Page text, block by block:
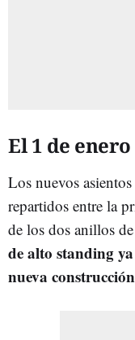
El 1 de enero
Los nuevos
repartidos entre la
de los dos anillos
de alto standing
nueva construcción